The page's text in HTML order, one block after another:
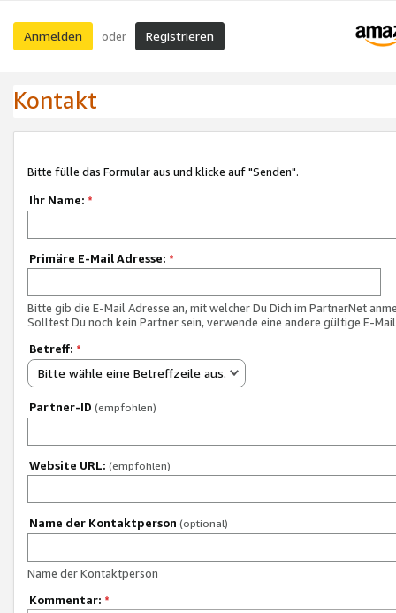
Anmelden oder Registrieren
Kontakt
Bitte fülle das Formular aus und klicke auf "Senden".
Ihr Name: *
Primäre E-Mail Adresse: *
Bitte gib die E-Mail Adresse an, mit welcher Du Dich im PartnerNet
Solltest Du noch kein Partner sein, verwende eine andere gültige E-
Betreff: *
Bitte wähle eine Betreffzeile aus.
Partner-ID (empfohlen)
Website URL: (empfohlen)
Name der Kontaktperson (optional)
Name der Kontaktperson
Kommentar: *